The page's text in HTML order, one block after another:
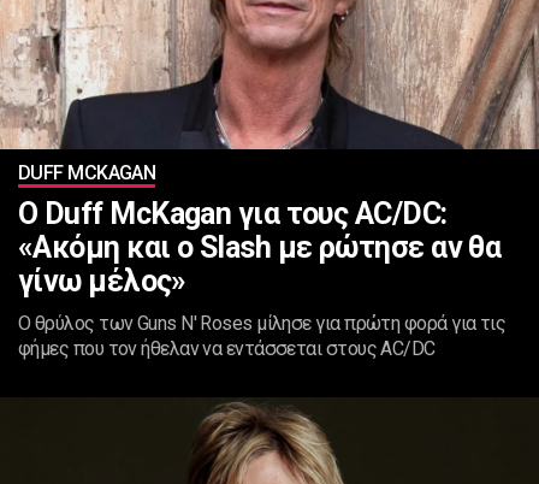
DUFF MCKAGAN
Ο Duff McKagan για τoυς AC/DC:
«Ακόμη και ο Slash με ρώτησε αν θα
γίνω μέλος»
Ο θρύλος των Guns N' Roses μίλησε για πρώτη φορά για τις
φήμες που τον ήθελαν να εντάσσεται στους AC/DC